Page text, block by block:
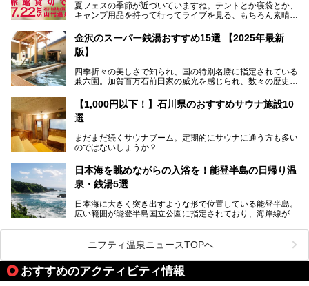
2025年7月からは「大江戸三つ星バイキング」がスタート！
───
提供元：大江戸温泉物語ホテルズ＆リゾーツ株式会社【P
この記事は大江戸温泉物語 あわづグランドホテルのPR記事
です。
夏フェスの季節が近づいていますね。テントとか寝袋とか、
キャンプ用品を持って行ってライブを見る、もちろん素晴ら
いやでもね、暑いし汗や砂埃でドロドロになるしうるさくて
夜は寝られないし、若い時はそういうのが良かったんですけ
今、もうちょっと気楽なフェスはないかな、と探してたらあ
りましたよ！
「加賀温泉郷フェス 2017」が石川県・山代温泉の瑠璃光を
全館貸し切って開催！
れちゃう！なんということでしょう！！
金沢のスーパー銭湯おすすめ15選 【2025年最新
版】
四季折々の美しさで知られ、国の特別名勝に指定されている
兼六園。加賀百万石前田家の威光を感じられ、数々の歴史的
ア。国内でも特に人気の観光地の1つです。北陸新幹線で東
京から約2時間30分と、首都圏からアクセスしやすい立地も
魅力ですね。
り、観光に加えて温泉もぜひ楽しみたいところ。金沢エリア
でおすすめのスーパー銭湯をご紹介します。
【1,000円以下！】石川県のおすすめサウナ施設10
選
まだまだ続くサウナブーム。定期的にサウナに通う方も多い
のではないしょうか？
今回はそんなサウナによく行く人もこれから楽しむ人も格安
で楽しめるサウナを紹介します。
など、種類豊富ですよ。
日本海を眺めながらの入浴を！能登半島の日帰り温
泉・銭湯5選
日本海に大きく突き出すような形で位置している能登半島。
広い範囲が能登半島国立公園に指定されており、海岸線が作
車で行くのがオススメですが、ドライブの際にぜひ一緒に楽
しんでいただきたいのが温泉です。絶景を眺めながらつかる
温泉は最高ですよ！ 今回はそんな能登の温泉を5つご紹介
します。
ニフティ温泉ニュースTOPへ
おすすめのアクティビティ情報